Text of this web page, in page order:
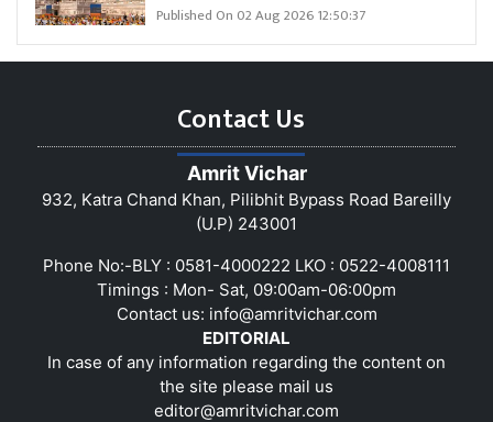
Published On 02 Aug 2026 12:50:37
Contact Us
Amrit Vichar
932, Katra Chand Khan, Pilibhit Bypass Road Bareilly
(U.P) 243001
Phone No:-BLY : 0581-4000222 LKO : 0522-4008111
Timings : Mon- Sat, 09:00am-06:00pm
Contact us: info@amritvichar.com
EDITORIAL
In case of any information regarding the content on
the site please mail us
editor@amritvichar.com